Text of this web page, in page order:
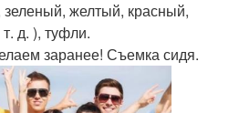
зеленый, желтый, красный,
д. ), туфли.
заранее! Съемка сидя.